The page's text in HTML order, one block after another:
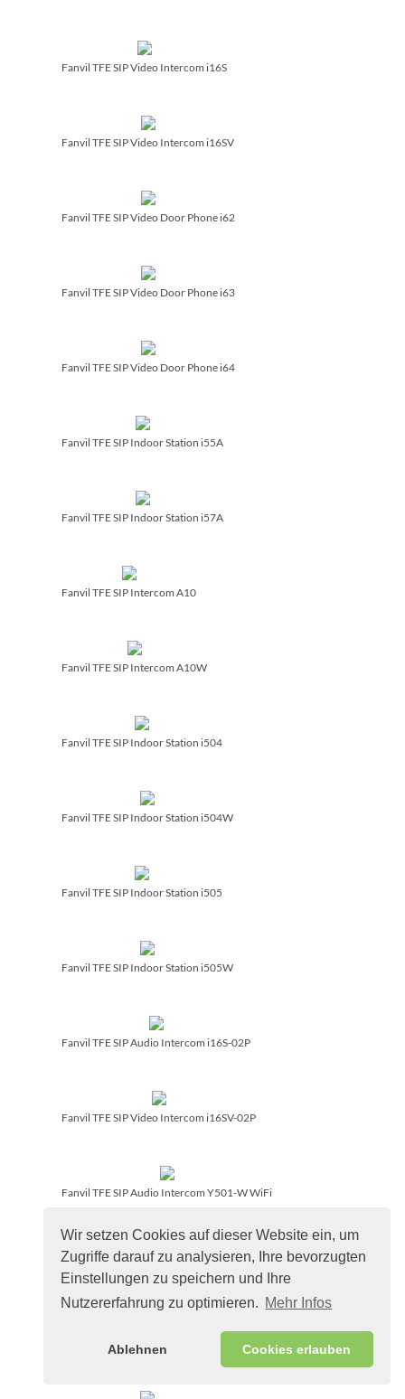
Wir setzen Cookies auf dieser Website ein, um
Zugriffe darauf zu analysieren, Ihre bevorzugten
Einstellungen zu speichern und Ihre
Nutzererfahrung zu optimieren. Mehr Infos
Ablehnen Cookies erlauben
Fanvil TFE SIP Video Intercom i16S
Fanvil TFE SIP Video Intercom i16SV
Fanvil TFE SIP Video Door Phone i62
Fanvil TFE SIP Video Door Phone i63
Fanvil TFE SIP Video Door Phone i64
Fanvil TFE SIP Indoor Station i55A
Fanvil TFE SIP Indoor Station i57A
Fanvil TFE SIP Intercom A10
Fanvil TFE SIP Intercom A10W
Fanvil TFE SIP Indoor Station i504
Fanvil TFE SIP Indoor Station i504W
Fanvil TFE SIP Indoor Station i505
Fanvil TFE SIP Indoor Station i505W
Fanvil TFE SIP Audio Intercom i16S-02P
Fanvil TFE SIP Video Intercom i16SV-02P
Fanvil TFE SIP Audio Intercom Y501-W WiFi
Fanvil TFE SIP Audio Intercom Y501W-Y WiFi
Fanvil TFE SIP Indoor Station i507W